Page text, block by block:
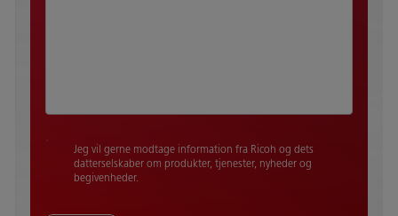
Jeg vil gerne modtage information fra Ricoh og dets
datterselskaber om produkter, tjenester, nyheder og
begivenheder.